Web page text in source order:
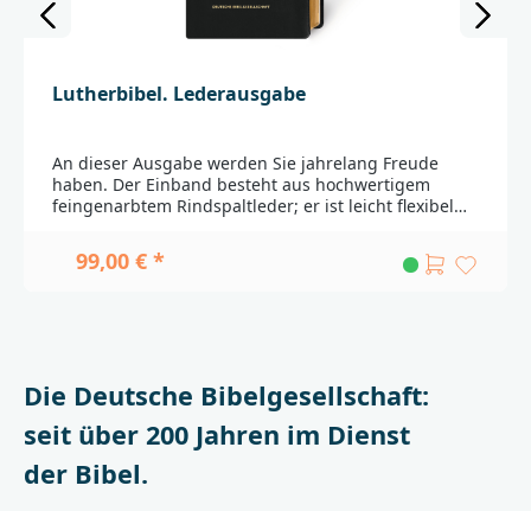
Lutherbibel. Lederausgabe
An dieser Ausgabe werden Sie jahrelang Freude
haben. Der Einband besteht aus hochwertigem
feingenarbtem Rindspaltleder; er ist leicht flexibel
und farbigen Landkarten am Buchende.Zu den
Apokryphen»Der Heiligen Schrift nicht gleich
Testament zusammengefasst.Martin Luther und
seine Mitarbeiter übersetzten die Apokryphen 1534
vielfach aus der Vulgata, der lateinischen
Übersetzung des griechischen Alten Testaments
(Septuaginta), und hatten zudem nur sehr
99,00 € *
Die Deutsche Bibelgesellschaft:
seit über 200 Jahren im Dienst
der Bibel.